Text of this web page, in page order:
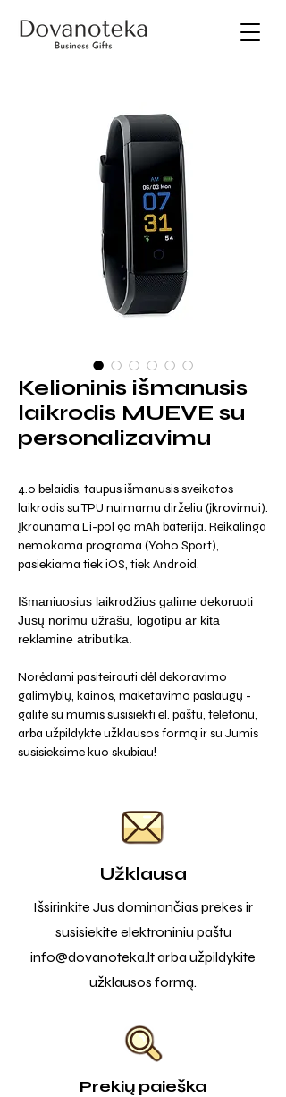
Kelioninis išmanusis
laikrodis MUEVE su
personalizavimu
4.0 belaidis, taupus išmanusis sveikatos
laikrodis su TPU nuimamu dirželiu (įkrovimui).
Įkraunama Li-pol 90 mAh baterija. Reikalinga
nemokama programa (Yoho Sport),
pasiekiama tiek iOS, tiek Android.
Išmaniuosius laikrodžius galime dekoruoti
Jūsų norimu užrašu, logotipu ar kita
reklamine atributika.
Norėdami pasiteirauti dėl dekoravimo
galimybių, kainos, maketavimo paslaugų -
galite su mumis susisiekti el. paštu, telefonu,
arba užpildykte užklausos formą ir su Jumis
susisieksime kuo skubiau!
Užklausa
Išsirinkite Jus dominančias prekes ir
susisiekite elektroniniu paštu
info@dovanoteka.ltarba užpildykite
užklausos formą.
Prekių paieška